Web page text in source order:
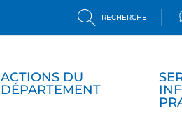
RECHERCHE
ACTIONS DU
DÉPARTEMENT